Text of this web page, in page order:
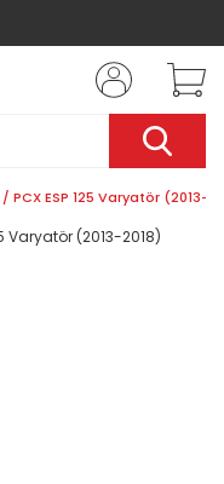
PCX ESP 125 Varyatör (2013-